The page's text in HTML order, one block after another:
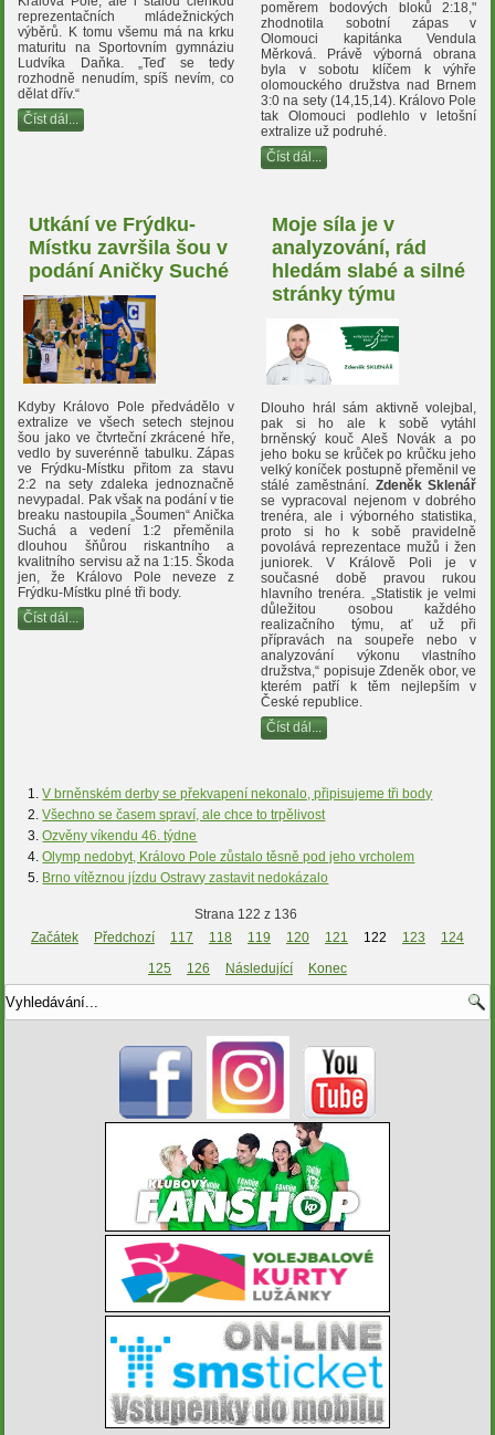
reprezentačních mládežnických
výběrů. K tomu všemu má na krku
maturitu na Sportovním gymnáziu
Ludvíka Daňka. „Teď se tedy
rozhodně nenudím, spíš nevím, co
dělat dřív.“
Číst dál...
poměrem bodových bloků 2:18,"
zhodnotila sobotní zápas v
Olomouci kapitánka Vendula
Měrková. Právě výborná obrana
byla v sobotu klíčem k výhře
olomouckého družstva nad Brnem
3:0 na sety (14,15,14). Královo Pole
tak Olomouci podlehlo v letošní
extralize už podruhé.
Číst dál...
Utkání ve Frýdku-
Místku završila šou v
podání Aničky Suché
Kdyby Královo Pole předvádělo v
extralize ve všech setech stejnou
šou jako ve čtvrteční zkrácené hře,
vedlo by suverénně tabulku. Zápas
ve Frýdku-Místku přitom za stavu
2:2 na sety zdaleka jednoznačně
nevypadal. Pak však na podání v tie
breaku nastoupila „Šoumen“ Anička
Suchá a vedení 1:2 přeměnila
dlouhou šňůrou riskantního a
kvalitního servisu až na 1:15. Škoda
jen, že Královo Pole neveze z
Frýdku-Místku plné tři body.
Číst dál...
Moje síla je v
analyzování, rád
hledám slabé a silné
stránky týmu
Dlouho hrál sám aktivně volejbal,
pak si ho ale k sobě vytáhl
brněnský kouč Aleš Novák a po
jeho boku se krůček po krůčku jeho
velký koníček postupně přeměnil ve
stálé zaměstnání. Zdeněk Sklenář
se vypracoval nejenom v dobrého
trenéra, ale i výborného statistika,
proto si ho k sobě pravidelně
povolává reprezentace mužů i žen
juniorek. V Králově Poli je v
současné době pravou rukou
hlavního trenéra. „Statistik je velmi
důležitou osobou každého
realizačního týmu, ať už při
přípravách na soupeře nebo v
analyzování výkonu vlastního
družstva,“ popisuje Zdeněk obor, ve
kterém patří k těm nejlepším v
České republice.
Číst dál...
V brněnském derby se překvapení nekonalo, připisujeme tři body
Všechno se časem spraví, ale chce to trpělivost
Ozvěny víkendu 46. týdne
Olymp nedobyt, Královo Pole zůstalo těsně pod jeho vrcholem
Brno vítěznou jízdu Ostravy zastavit nedokázalo
Strana 122 z 136
Začátek
Předchozí 117 118 119 120 121 122 123
124
125
126 Následující Konec